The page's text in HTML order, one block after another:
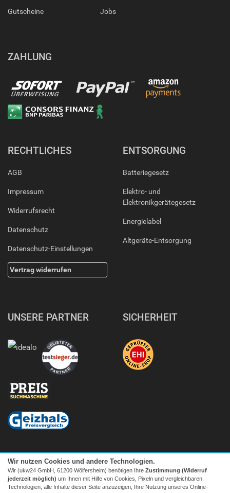
Gutscheine Jobs
ZAHLUNG
RECHTLICHES
AGB
Impressum
Widerrufsrecht
Datenschutz
Datenschutz-Einstellungen
Vertrag widerrufen
ENTSORGUNG
Batteriegesetz
Elektro- und
Elektronikgerätegesetz
Energielabel
Altgeräte-Entsorgung
UNSERE PARTNER SICHERHEIT
Wir nutzen Cookies und andere Technologien.
Wir (ukw24 GmbH, 61200 Wölfersheim) benötigen Ihre Zustimmung (Widerruf
jederzeit möglich) um Ihnen mit Hilfe von Cookies, Pixeln und vergleichbaren
Technologien, alle Inhalte dieser Seite anzuzeigen, Ihre Nutzung unseres Online-